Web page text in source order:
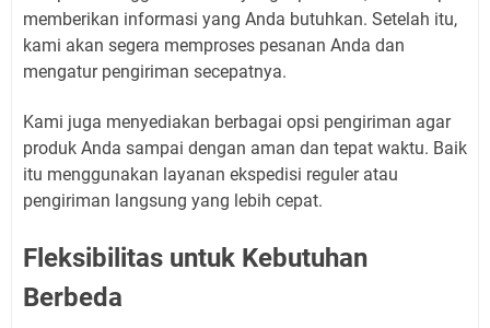
memberikan informasi yang Anda butuhkan. Setelah itu,
kami akan segera memproses pesanan Anda dan
mengatur pengiriman secepatnya.
Kami juga menyediakan berbagai opsi pengiriman agar
produk Anda sampai dengan aman dan tepat waktu. Baik
itu menggunakan layanan ekspedisi reguler atau
pengiriman langsung yang lebih cepat.
Fleksibilitas untuk Kebutuhan
Berbeda